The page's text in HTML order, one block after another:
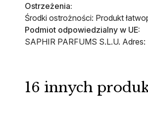
Ostrzeżenia:
Środki ostrożności: Produkt
Podmiot odpowiedzialny w UE:
SAPHIR PARFUMS S.L.U.
16 innych